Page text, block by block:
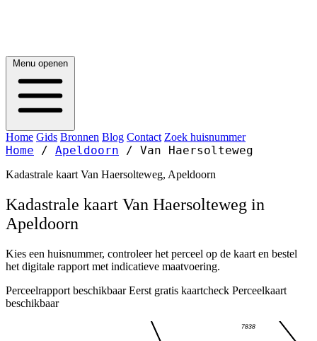
Menu openen
Home Gids Bronnen Blog Contact Zoek huisnummer
Home / Apeldoorn / Van Haersolteweg
Kadastrale kaart Van Haersolteweg, Apeldoorn
Kadastrale kaart Van Haersolteweg in
Apeldoorn
Kies een huisnummer, controleer het perceel op de kaart en bestel
het digitale rapport met indicatieve maatvoering.
Perceelrapport beschikbaar Eerst gratis kaartcheck Perceelkaart
beschikbaar